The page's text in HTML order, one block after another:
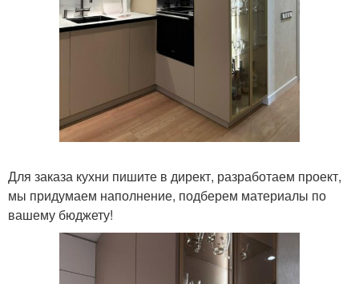
Для заказа кухни пишите в директ, разработаем проект,
мы придумаем наполнение, подберем материалы по
вашему бюджету!